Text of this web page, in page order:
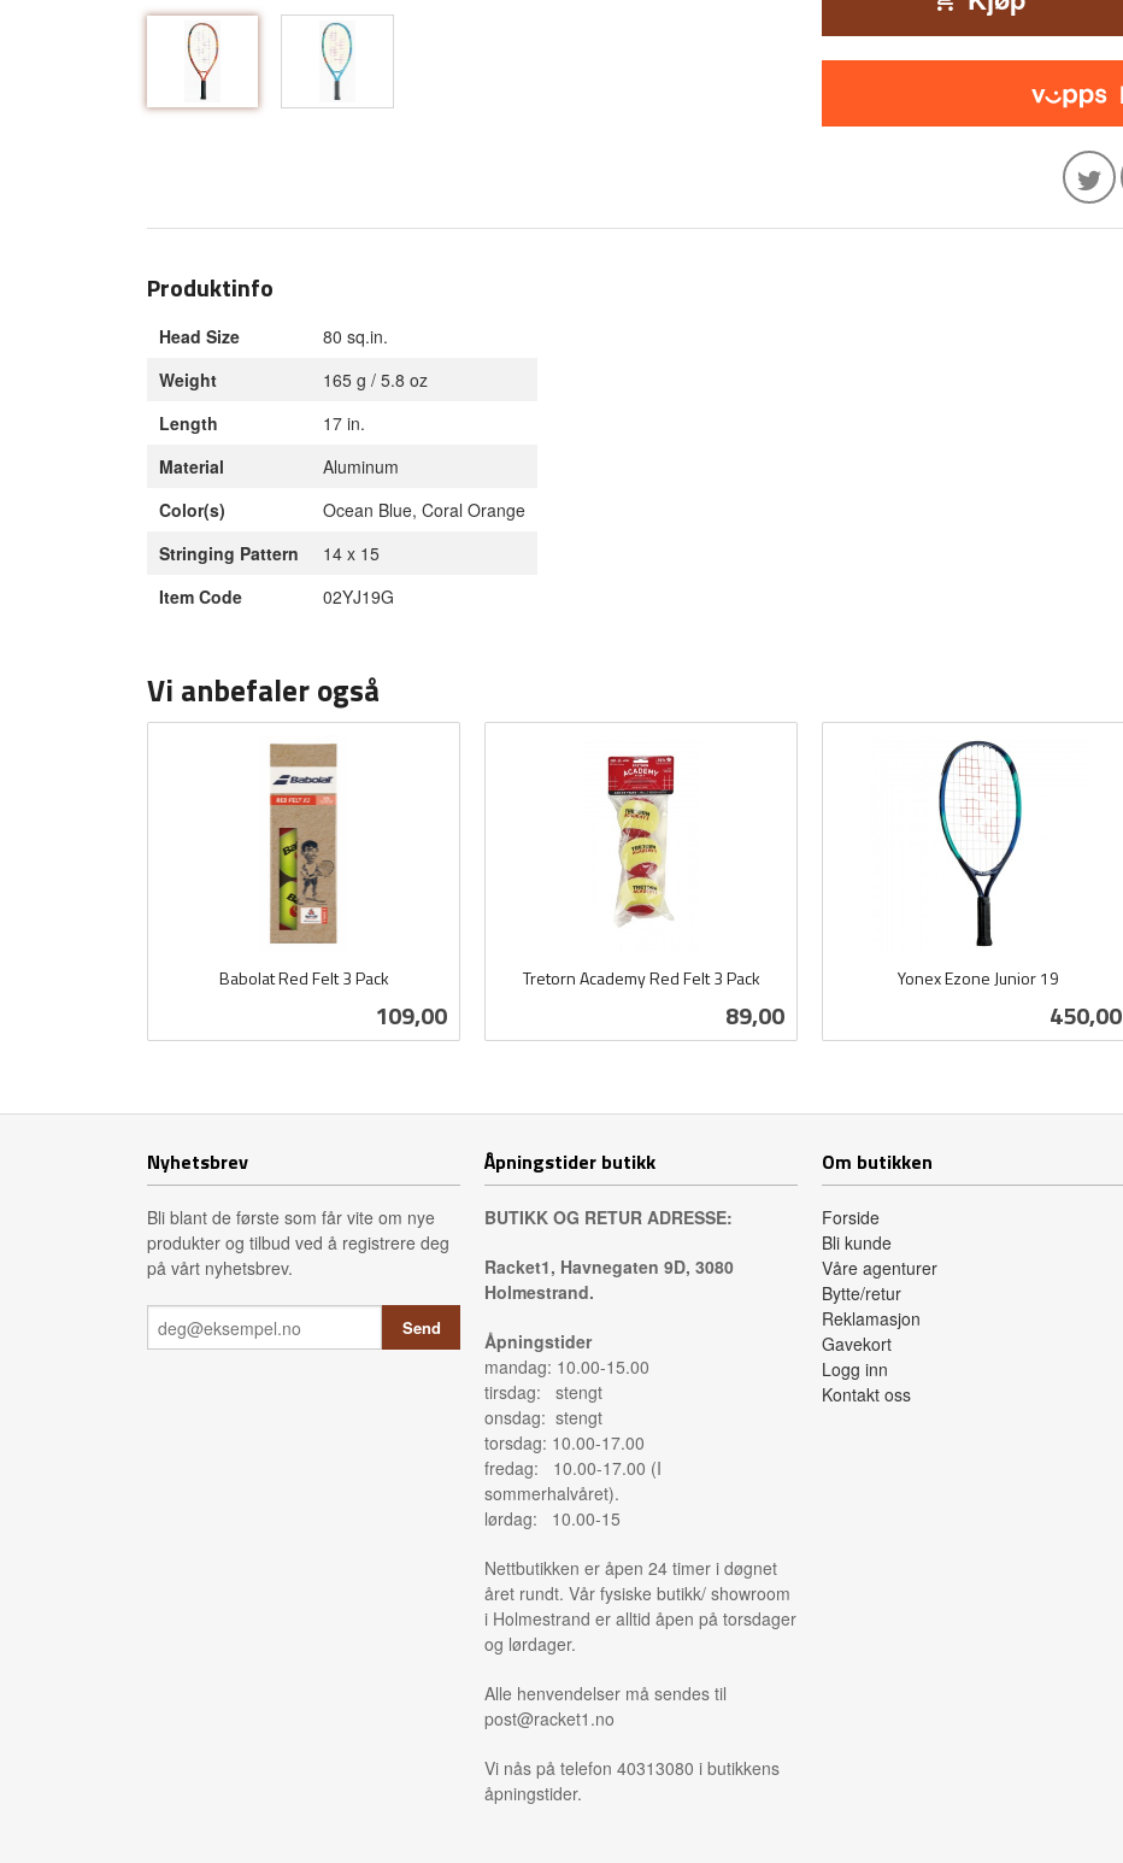
Produktinfo
Head Size
80 sq.in.
Weight
165 g / 5.8 oz
Length
17 in.
Material
Aluminum
Color(s)
Ocean Blue, Coral Orange
Stringing Pattern
14 x 15
Item Code
02YJ19G
Vi anbefaler også
Babolat Red Felt 3 Pack
Pris
109,00
Tretorn Academy Red Felt 3 Pack
Pris
89,00
Yonex Ezone Junior 19
Pris
450,00
Nyhetsbrev
Bli blant de første som får vite om nye
produkter og tilbud ved å registrere deg
på vårt nyhetsbrev.
Åpningstider butikk
BUTIKK OG RETUR ADRESSE:
Racket1, Havnegaten 9D, 3080
Holmestrand.
Åpningstider
mandag: 10.00-15.00
tirsdag: stengt
onsdag: stengt
torsdag: 10.00-17.00
fredag: 10.00-17.00 (I
sommerhalvåret).
lørdag: 10.00-15
Nettbutikken er åpen 24 timer i døgnet
året rundt. Vår fysiske butikk/ showroom
i Holmestrand er alltid åpen på torsdager
og lørdager.
Alle henvendelser må sendes til
post@racket1.no
Vi nås på telefon 40313080 i butikkens
åpningstider.
Om butikken
Forside
Bli kunde
Våre agenturer
Bytte/retur
Reklamasjon
Gavekort
Logg inn
Kontakt oss